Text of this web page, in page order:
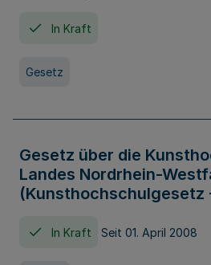
In Kraft
Gesetz
Gesetz über die
Landes Nordrhein-
(Kunsthochschulgesetz
In Kraft Seit 01. April 2008